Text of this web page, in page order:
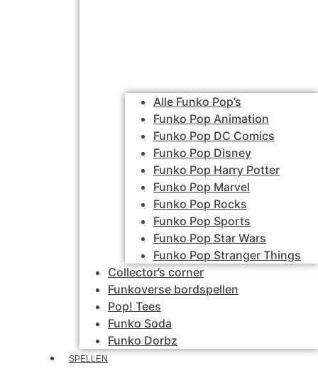
Alle Funko Pop’s
Funko Pop Animation
Funko Pop DC Comics
Funko Pop Disney
Funko Pop Harry Potter
Funko Pop Marvel
Funko Pop Rocks
Funko Pop Sports
Funko Pop Star Wars
Funko Pop Stranger Things
Collector’s corner
Funkoverse bordspellen
Pop! Tees
Funko Soda
Funko Dorbz
SPELLEN